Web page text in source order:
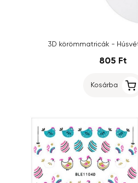
3D körömmatricák -
805 Ft
Kosárba